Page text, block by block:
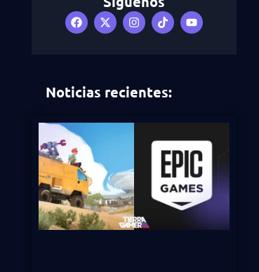
Noticias recientes: